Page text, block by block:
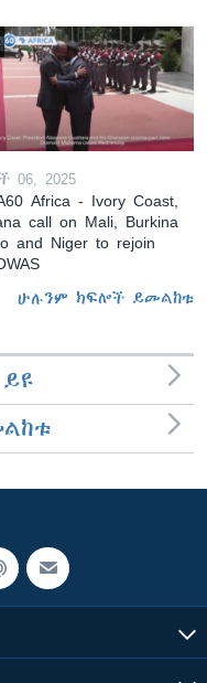
06, 2025
Africa - Ivory Coast,
call on Mali, Burkina
and Niger to rejoin
ሁሉንም ክፍሎች ይመልከቱ